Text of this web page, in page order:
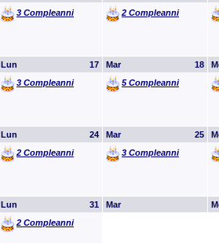
3 Compleanni
2 Compleanni
17
Lun
3 Compleanni
18
Mar
5 Compleanni
24
Lun
2 Compleanni
25
Mar
3 Compleanni
31
Lun
2 Compleanni
Mar